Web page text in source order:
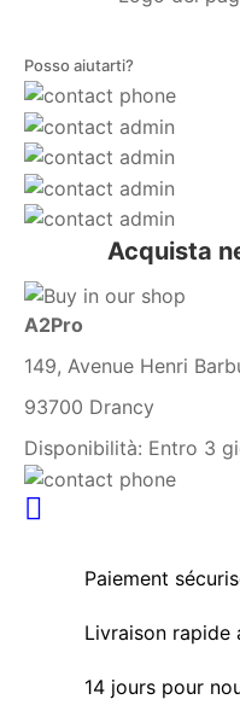
Posso aiutarti?
Acquista
A2Pro
149, Avenue Henri
93700 Drancy
Disponibilità: Entro 3
Paiement
Livraison rapide
14 jours pour